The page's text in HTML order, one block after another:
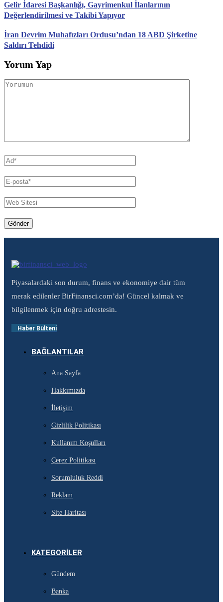
Gelir İdaresi Başkanlığı, Gayrimenkul İlanlarının
Değerlendirilmesi ve Takibi Yapıyor
İran Devrim Muhafızları Ordusu’ndan 18 ABD Şirketine
Saldırı Tehdidi
Yorum Yap
Piyasalardaki son durum, finans ve ekonomiye dair tüm
merak edilenler BirFinansci.com’da! Güncel kalmak ve
bilgilenmek için doğru adrestesin.
Haber Bülteni
BAĞLANTILAR
Ana Sayfa
Hakkımızda
İletişim
Gizlilik Politikası
Kullanım Koşulları
Çerez Politikası
Sorumluluk Reddi
Reklam
Site Haritası
KATEGORILER
Gündem
Banka